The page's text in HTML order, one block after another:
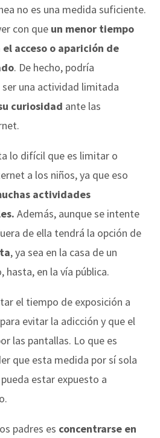
no es una medida suficiente.
con que un menor tiempo
acceso o aparición de
. De hecho, podría
una actividad limitada
curiosidad ante las
lo difícil que es limitar o
a los niños, ya que eso
actividades
Además, aunque se intente
de ella tendrá la opción de
, ya sea en la casa de un
hasta, en la vía pública.
el tiempo de exposición a
evitar la adicción y que el
las pantallas. Lo que es
que esta medida por sí sola
estar expuesto a
padres es concentrarse en